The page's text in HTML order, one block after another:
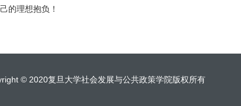
的理想抱负！
© 2020复旦大学社会发展与公共政策学院版权所有